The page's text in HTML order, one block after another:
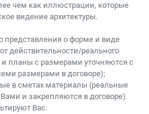
чем как иллюстрации, которые
видение архитектуры.
представления о форме и виде
действительности/реального
планы с размерами уточняются с
размерами в договоре);
в сметах материалы (реальные
и закрепляются в договоре).
Вас.